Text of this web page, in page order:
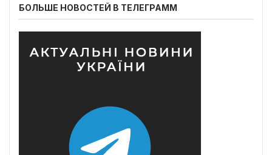
БОЛЬШЕ НОВОСТЕЙ В ТЕЛЕГРАММ